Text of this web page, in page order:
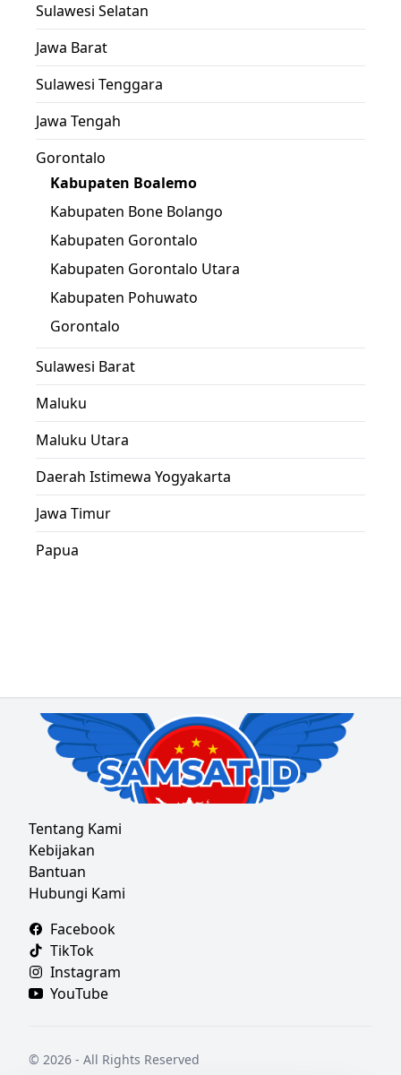
Sulawesi Selatan
Jawa Barat
Sulawesi Tenggara
Jawa Tengah
Gorontalo
Kabupaten Boalemo
Kabupaten Bone Bolango
Kabupaten Gorontalo
Kabupaten Gorontalo Utara
Kabupaten Pohuwato
Gorontalo
Sulawesi Barat
Maluku
Maluku Utara
Daerah Istimewa Yogyakarta
Jawa Timur
Papua
Tentang Kami
Kebijakan
Bantuan
Hubungi Kami
Facebook
TikTok
Instagram
YouTube
© 2026 - All Rights Reserved